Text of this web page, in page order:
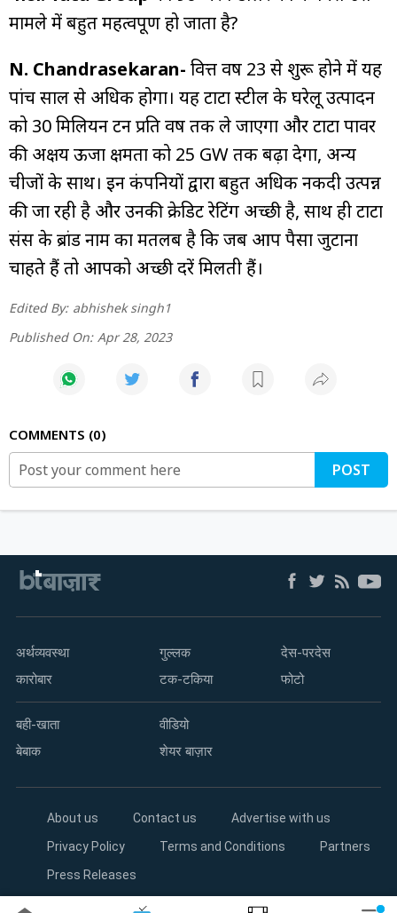
मामले में बहुत महत्वपूर्ण हो जाता है?
N. Chandrasekaran- वित्त वर्ष 23 से शुरू होने में यह
पांच साल से अधिक होगा। यह टाटा स्टील के घरेलू उत्पादन
को 30 मिलियन टन प्रति वर्ष तक ले जाएगा और टाटा पावर
की अक्षय ऊर्जा क्षमता को 25 GW तक बढ़ा देगा, अन्य
चीजों के साथ। इन कंपनियों द्वारा बहुत अधिक नकदी उत्पन्न
की जा रही है और उनकी क्रेडिट रेटिंग अच्छी है, साथ ही टाटा
संस के ब्रांड नाम का मतलब है कि जब आप पैसा जुटाना
चाहते हैं तो आपको अच्छी दरें मिलती हैं।
Edited By: abhishek singh1
Published On: Apr 28, 2023
COMMENTS 0
POST
अर्थव्यवस्था
कारोबार
गुल्लक
टक-टकिया
देस-परदेस
फोटो
बही-खाता
बेबाक
वीडियो
शेयर बाज़ार
About us Contact us
Advertise with us
Privacy Policy
Terms and Conditions
Partners
Press Releases